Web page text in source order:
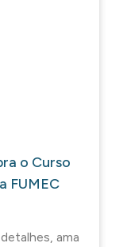
o Curso
FUMEC
ama